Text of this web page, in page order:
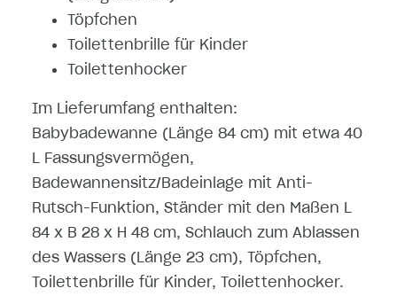
Töpfchen
Toilettenbrille für Kinder
Toilettenhocker
Im Lieferumfang enthalten:
Babybadewanne (Länge 84 cm) mit etwa 40
L Fassungsvermögen,
Badewannensitz/Badeinlage mit Anti-
Rutsch-Funktion, Ständer mit den Maßen L
84 x B 28 x H 48 cm, Schlauch zum Ablassen
des Wassers (Länge 23 cm), Töpfchen,
Toilettenbrille für Kinder, Toilettenhocker.